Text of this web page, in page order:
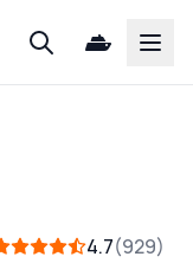
4.7 929